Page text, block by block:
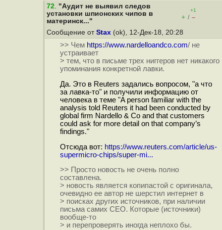
72. "Аудит не выявил следов
установки шпионских чипов в
материнск..."
+1
+ / –
Сообщение от Stax (ok), 12-Дек-18, 20:28
>> Чем https://www.nardelloandco.com/ не
устраивает
> тем, что в письме трех ниггеров нет никакого
упоминания конкретной лавки.
Да. Это в Reuters задались вопросом, "а что
за лавка-то" и получили информацию от
человека в теме "A person familiar with the
analysis told Reuters it had been conducted by
global firm Nardello & Co and that customers
could ask for more detail on that company’s
findings."
Отсюда вот: https://www.reuters.com/article/us-
supermicro-chips/super-mi...
>> Просто новость не очень полно
составлена.
> новость является копипастой с оригинала,
очевидно ее автор не шерстил интернет в
> поисках других источников, при наличии
письма самих CEO. Которые (источники)
вообще-то
> и перепроверять иногда неплохо бы.